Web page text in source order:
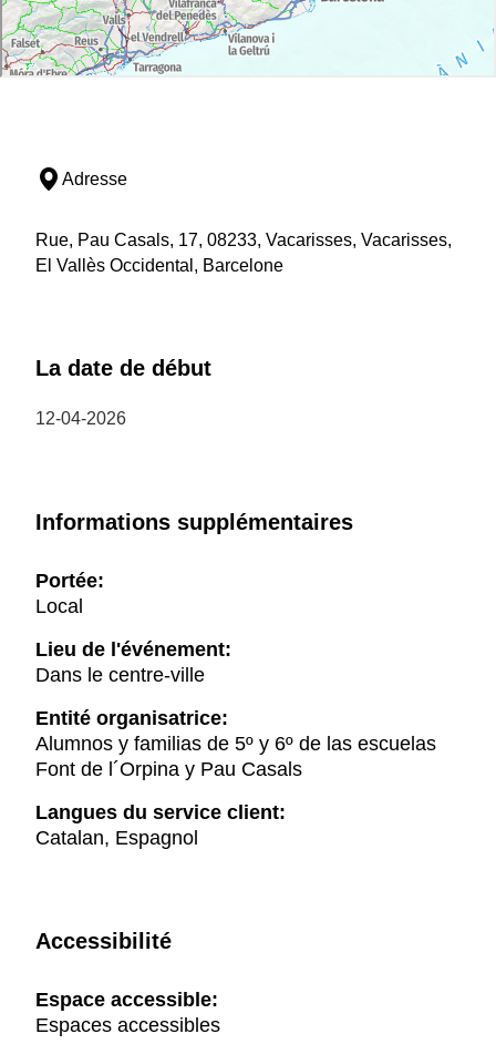
Adresse
Rue, Pau Casals, 17, 08233, Vacarisses, Vacarisses,
El Vallès Occidental, Barcelone
La date de début
12-04-2026
Informations supplémentaires
Portée:
Local
Lieu de l'événement:
Dans le centre-ville
Entité organisatrice:
Alumnos y familias de 5º y 6º de las escuelas
Font de l´Orpina y Pau Casals
Langues du service client:
Catalan, Espagnol
Accessibilité
Espace accessible:
Espaces accessibles